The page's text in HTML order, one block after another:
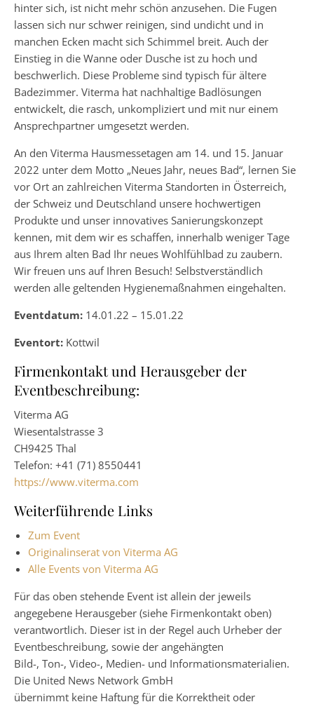
hinter sich, ist nicht mehr schön anzusehen. Die Fugen
lassen sich nur schwer reinigen, sind undicht und in
manchen Ecken macht sich Schimmel breit. Auch der
Einstieg in die Wanne oder Dusche ist zu hoch und
beschwerlich. Diese Probleme sind typisch für ältere
Badezimmer. Viterma hat nachhaltige Badlösungen
entwickelt, die rasch, unkompliziert und mit nur einem
Ansprechpartner umgesetzt werden.
An den Viterma Hausmessetagen am 14. und 15. Januar
2022 unter dem Motto „Neues Jahr, neues Bad“, lernen Sie
vor Ort an zahlreichen Viterma Standorten in Österreich,
der Schweiz und Deutschland unsere hochwertigen
Produkte und unser innovatives Sanierungskonzept
kennen, mit dem wir es schaffen, innerhalb weniger Tage
aus Ihrem alten Bad Ihr neues Wohlfühlbad zu zaubern.
Wir freuen uns auf Ihren Besuch! Selbstverständlich
werden alle geltenden Hygienemaßnahmen eingehalten.
Eventdatum: 14.01.22 – 15.01.22
Eventort: Kottwil
Firmenkontakt und Herausgeber der
Eventbeschreibung:
Viterma AG
Wiesentalstrasse 3
CH9425 Thal
Telefon: +41 (71) 8550441
https://www.viterma.com
Weiterführende Links
Zum Event
Originalinserat von Viterma AG
Alle Events von Viterma AG
Für das oben stehende Event ist allein der jeweils
angegebene Herausgeber (siehe Firmenkontakt oben)
verantwortlich. Dieser ist in der Regel auch Urheber der
Eventbeschreibung, sowie der angehängten
Bild-, Ton-, Video-, Medien- und Informationsmaterialien.
Die United News Network GmbH
übernimmt keine Haftung für die Korrektheit oder